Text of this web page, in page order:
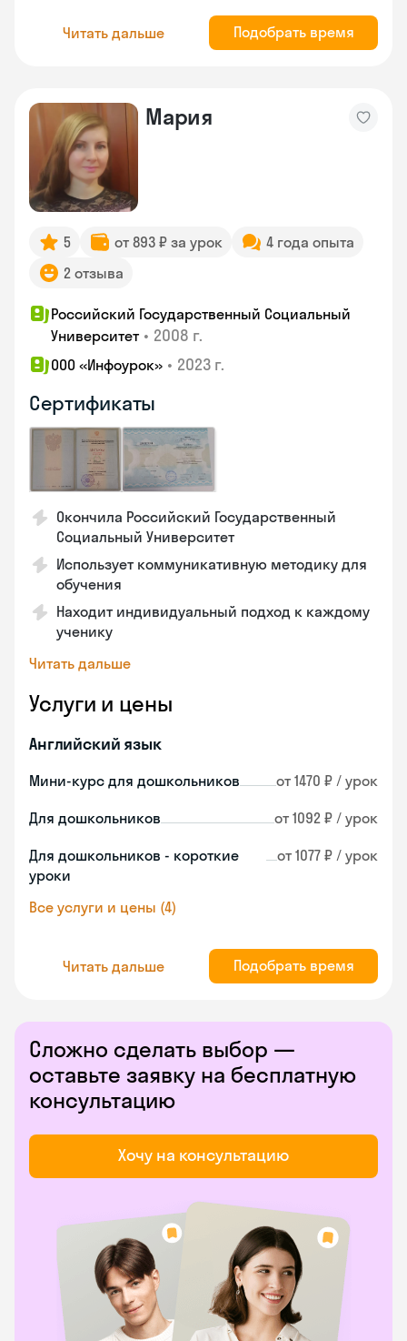
Читать дальше Подобрать время
Мария
5 от 893 ₽ за урок
4 года опыта
2 отзыва
Российский Государственный Социальный
Университет • 2008 г.
ООО «Инфоурок» • 2023 г.
Сертификаты
Окончила Российский Государственный
Социальный Университет
Использует коммуникативную методику для
обучения
Находит индивидуальный подход к каждому
ученику
Читать дальше
Услуги и цены
Английский язык
Мини-курс для дошкольников от 1470 ₽ / урок
Для дошкольников от 1092 ₽ / урок
Для дошкольников - короткие
уроки
от 1077 ₽ / урок
Все услуги и цены (4)
Читать дальше Подобрать время
Сложно сделать выбор —
оставьте заявку на бесплатную
консультацию
Хочу на консультацию